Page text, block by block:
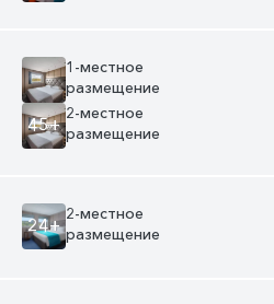
1-местное
размещение
45+
2-местное
размещение
24+
2-местное
размещение